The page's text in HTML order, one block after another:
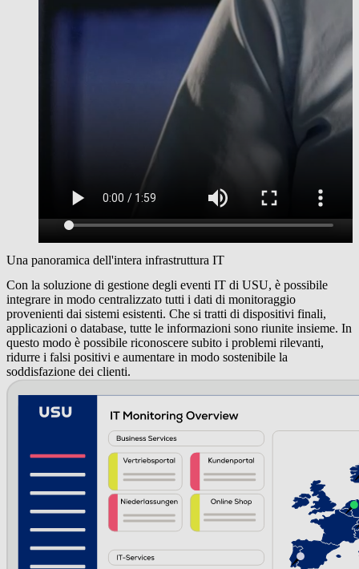
Una panoramica dell'intera infrastruttura IT
Con la soluzione di gestione degli eventi IT di USU, è possibile
integrare in modo centralizzato tutti i dati di monitoraggio
provenienti dai sistemi esistenti. Che si tratti di dispositivi finali,
applicazioni o database, tutte le informazioni sono riunite insieme. In
questo modo è possibile riconoscere subito i problemi rilevanti,
ridurre i falsi positivi e aumentare in modo sostenibile la
soddisfazione dei clienti.